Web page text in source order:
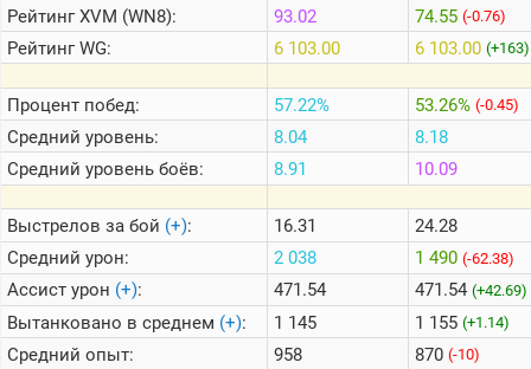
Танков
РейтингXVM (WN8):
РейтингWG:
Процент побед:
Средний уровень:
Средний уровень боёв:
Выстрелов за бой (+):
Средний урон:
Ассист урон (+):
Вытанковано в среднем (+):
Средний опыт:
93.02
6 103.00
57.22%
8.04
8.91
16.31
2 038
471.54
1 145
958
74.55 (-0.76)
6 103.00 (+163)
53.26% (-0.45)
8.18
10.09
24.28
1 490 (-62.38)
471.54 (+42.69)
1 155 (+1.14)
870 (-10)